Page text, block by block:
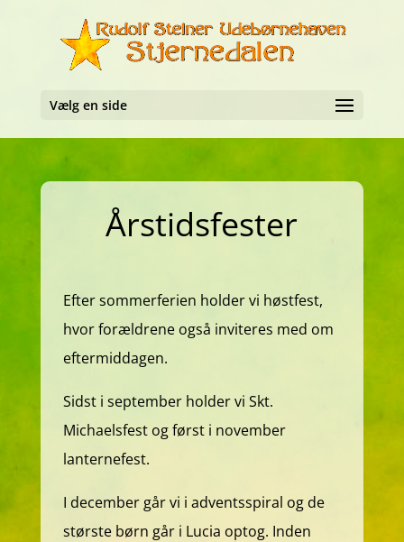
Vælg en side
Årstidsfester
Efter sommerferien holder vi høstfest,
hvor forældrene også inviteres med om
eftermiddagen.
Sidst i september holder vi Skt.
Michaelsfest og først i november
lanternefest.
I december går vi i adventsspiral og de
største børn går i Lucia optog. Inden